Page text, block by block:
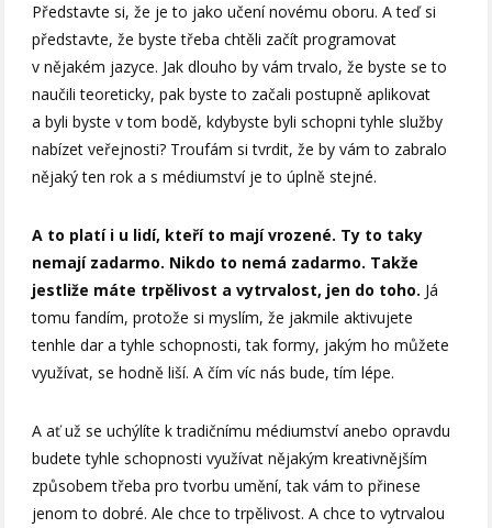
Představte si, že je to jako učení novému oboru. A teď si
představte, že byste třeba chtěli začít programovat
v nějakém jazyce. Jak dlouho by vám trvalo, že byste se to
naučili teoreticky, pak byste to začali postupně aplikovat
a byli byste v tom bodě, kdybyste byli schopni tyhle služby
nabízet veřejnosti? Troufám si tvrdit, že by vám to zabralo
nějaký ten rok a s médiumství je to úplně stejné.
A to platí i u lidí, kteří to mají vrozené. Ty to taky
nemají zadarmo. Nikdo to nemá zadarmo. Takže
jestliže máte trpělivost a vytrvalost, jen do toho. Já
tomu fandím, protože si myslím, že jakmile aktivujete
tenhle dar a tyhle schopnosti, tak formy, jakým ho můžete
využívat, se hodně liší. A čím víc nás bude, tím lépe.
A ať už se uchýlíte k tradičnímu médiumství anebo opravdu
budete tyhle schopnosti využívat nějakým kreativnějším
způsobem třeba pro tvorbu umění, tak vám to přinese
jenom to dobré. Ale chce to trpělivost. A chce to vytrvalou